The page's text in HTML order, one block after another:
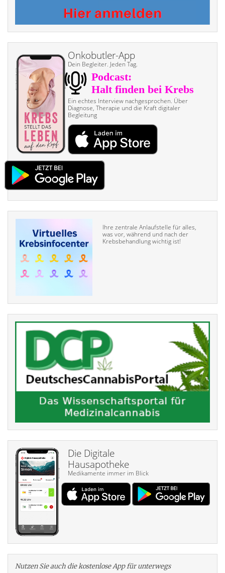
Onkobutler-App
Dein Begleiter. Jeden Tag.
Ein echtes Interview nach­gesprochen. Über
Diagnose, Therapie und die Kraft digitaler
Begleitung
Ihre zentrale Anlaufstelle für alles,
was vor, während und nach der
Krebsbehandlung wichtig ist!
Die Digitale
Hausapotheke
Medikamente immer im Blick
Nutzen Sie auch die kosten­lose App für unterwegs